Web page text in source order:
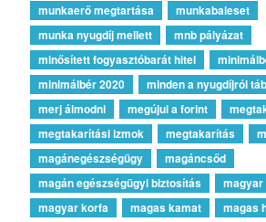
munkaerő megtartása
munkabaleset
munka nyugdíj mellett
mnb pályázat
minősített fogyasztóbarát hitel
minimálbér 2020
minden a nyugdíjról
merj álmodni
megújul a forint
megtakarítási izmok
megtakarítás
magánegészségügy
magáncsőd
magán egészségügyi biztosítás
magyar
magyar korfa
magas kamat
magas